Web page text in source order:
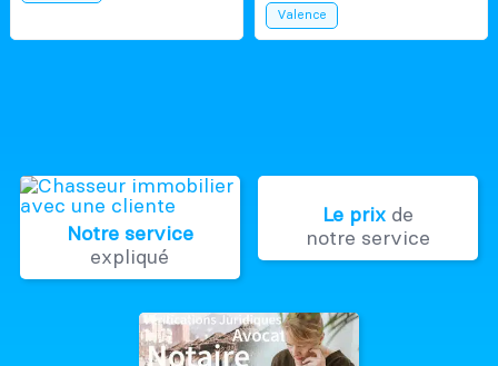
Valence
Notre service
expliqué
Le prix de
notre service